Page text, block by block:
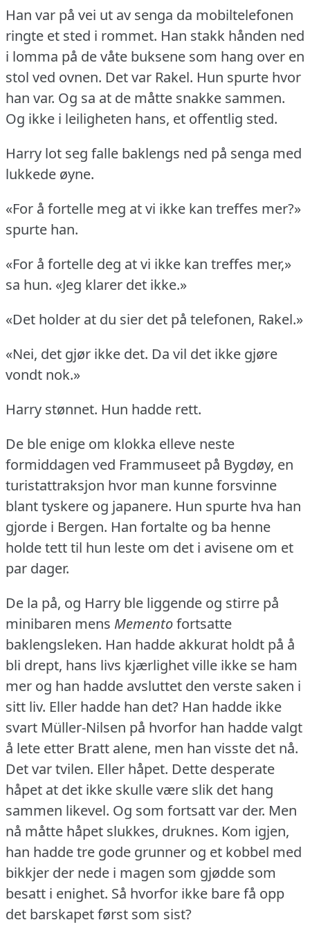
Han var på vei ut av senga da mobiltelefonen
ringte et sted i rommet. Han stakk hånden ned
i lomma på de våte buksene som hang over en
stol ved ovnen. Det var Rakel. Hun spurte hvor
han var. Og sa at de måtte snakke sammen.
Og ikke i leiligheten hans, et offentlig sted.
Harry lot seg falle baklengs ned på senga med
lukkede øyne.
«For å fortelle meg at vi ikke kan treffes mer?»
spurte han.
«For å fortelle deg at vi ikke kan treffes mer,»
sa hun. «Jeg klarer det ikke.»
«Det holder at du sier det på telefonen, Rakel.»
«Nei, det gjør ikke det. Da vil det ikke gjøre
vondt nok.»
Harry stønnet. Hun hadde rett.
De ble enige om klokka elleve neste
formiddagen ved Frammuseet på Bygdøy, en
turistattraksjon hvor man kunne forsvinne
blant tyskere og japanere. Hun spurte hva han
gjorde i Bergen. Han fortalte og ba henne
holde tett til hun leste om det i avisene om et
par dager.
De la på, og Harry ble liggende og stirre på
minibaren mens Mementofortsatte
baklengsleken. Han hadde akkurat holdt på å
bli drept, hans livs kjærlighet ville ikke se ham
mer og han hadde avsluttet den verste saken i
sitt liv. Eller hadde han det? Han hadde ikke
svart Müller-Nilsen på hvorfor han hadde valgt
å lete etter Bratt alene, men han visste det nå.
Det var tvilen. Eller håpet. Dette desperate
håpet at det ikke skulle være slik det hang
sammen likevel. Og som fortsatt var der. Men
nå måtte håpet slukkes, druknes. Kom igjen,
han hadde tre gode grunner og et kobbel med
bikkjer der nede i magen som gjødde som
besatt i enighet. Så hvorfor ikke bare få opp
det barskapet først som sist?